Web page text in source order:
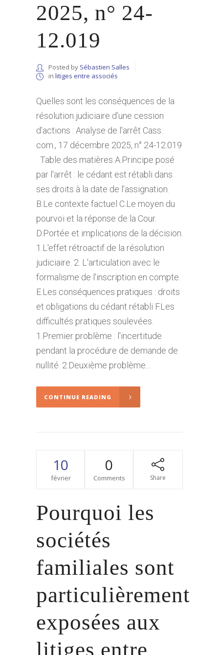
2025, n° 24-
12.019
Posted by Sébastien Salles
in litiges entre associés
Quelles sont les conséquences de la
résolution judiciaire d’une cession
d’actions : Analyse de l'arrêt Cass.
com., 17 décembre 2025, n° 24-12.019
Table des matières A.Principe posé
par l'arrêt : le cédant est rétabli dans
ses droits à la date de l’assignation.
B.Le contexte factuel C.Le moyen du
pourvoi et la réponse de la Cour.
D.Portée et implications de la décision.
1.L'effet rétroactif de la résolution
judiciaire. 2. L'articulation avec le
formalisme de l'inscription en compte.
E.Les conséquences pratiques : droits
et obligations du cédant rétabli F.Les
difficultés pratiques soulevées.
1.Premier problème : l'incertitude
pendant la procédure de demande de
nullité. 2.Deuxième problème...
CONTINUE READING
10
février
0
Comments Share
Pourquoi les
sociétés
familiales sont
particulièrement
exposées aux
litiges entre